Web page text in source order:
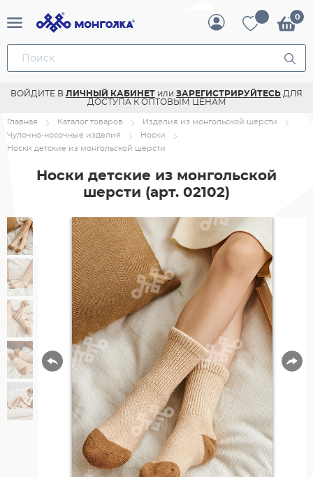
ВОЙДИТЕ В ЛИЧНЫЙ КАБИНЕТ или ЗАРЕГИСТРИРУЙТЕСЬ ДЛЯ
ДОСТУПА К ОПТОВЫМ ЦЕНАМ
Главная Каталог товаров
Изделия из монгольской шерсти
Чулочно-носочные изделия
Носки
Носки детские из монгольской шерсти
Носки детские из монгольской
шерсти (арт. 02102)